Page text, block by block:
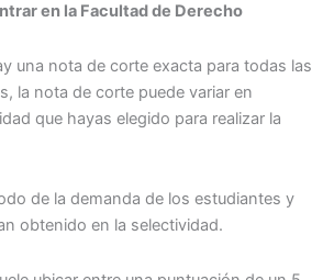
en la Facultad de Derecho
una nota de corte exacta para todas las
la nota de corte puede variar en
que hayas elegido para realizar la
de la demanda de los estudiantes y
obtenido en la selectividad.